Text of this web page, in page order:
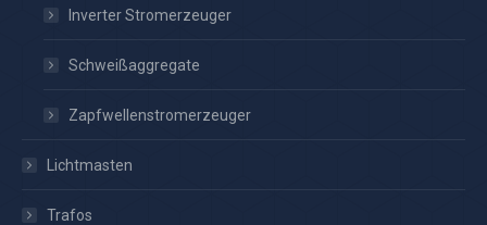
Inverter Stromerzeuger
Schweißaggregate
Zapfwellenstromerzeuger
Lichtmasten
Trafos